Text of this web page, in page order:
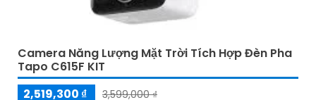
Camera Năng Lượng Mặt Trời Tích Hợp Đèn Pha
Tapo C615F KIT
2,519,300 ₫
3,599,000 ₫